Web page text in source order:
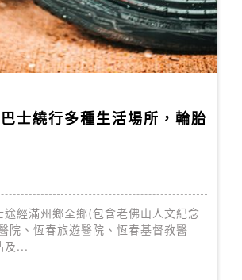
士繞行多種生活場所，輪胎
途經滿州鄉全鄉(包含老佛山人文紀念
院、恆春旅遊醫院、恆春基督教醫
及...